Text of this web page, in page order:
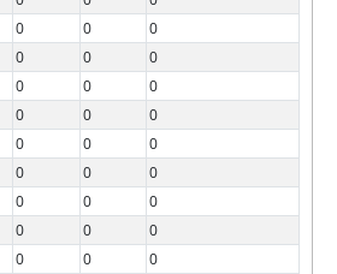
0 0
0
0 0
0
0 0
0
0 0
0
0 0
0
0 0
0
0 0
0
0 0
0
0 0
0